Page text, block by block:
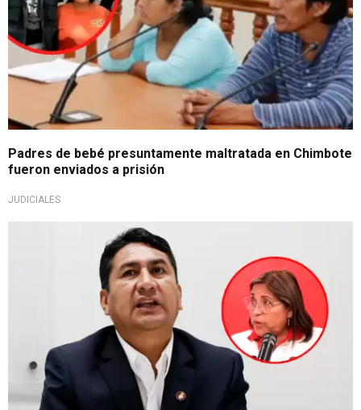
Padres de bebé presuntamente maltratada en Chimbote
fueron enviados a prisión
JUDICIALES
Defensa polémica en campaña